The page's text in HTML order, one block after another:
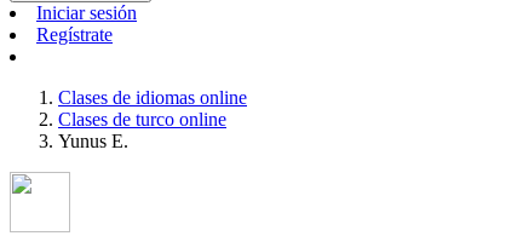
Iniciar sesión
Regístrate
Clases de idiomas online
Clases de turco online
Yunus E.